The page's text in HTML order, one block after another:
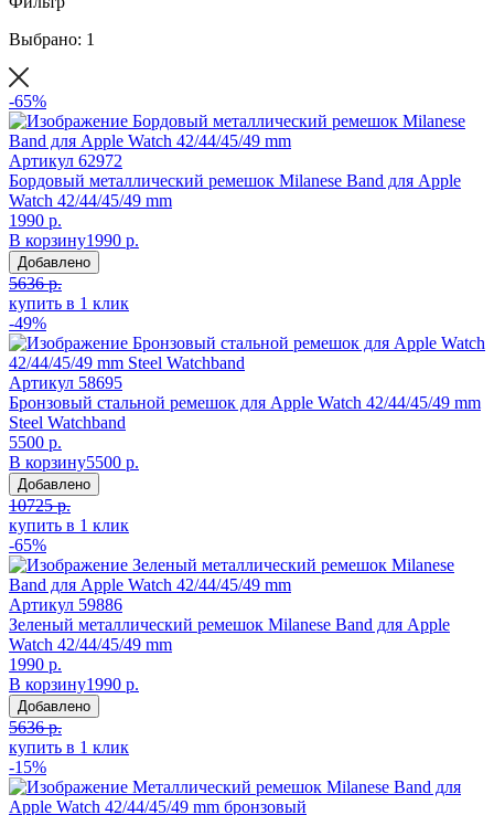
Выбрано: 1
-65%
Артикул 62972
Бордовый металлический ремешок Milanese Band для Apple
Watch 42/44/45/49 mm
1990 р.
В корзину1990 р.
Добавлено
5636 р.
купить в 1 клик
-49%
Артикул 58695
Бронзовый стальной ремешок для Apple Watch 42/44/45/49 mm
Steel Watchband
5500 р.
В корзину5500 р.
Добавлено
10725 р.
купить в 1 клик
-65%
Артикул 59886
Зеленый металлический ремешок Milanese Band для Apple
Watch 42/44/45/49 mm
1990 р.
В корзину1990 р.
Добавлено
5636 р.
купить в 1 клик
-15%